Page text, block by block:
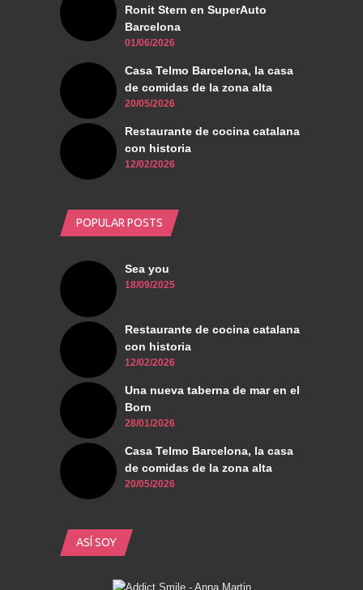
Ronit Stern en SuperAuto
Barcelona
01/06/2026
Casa Telmo Barcelona, la casa
de comidas de la zona alta
20/05/2026
Restaurante de cocina catalana
con historia
12/02/2026
POPULAR POSTS
Sea you
18/09/2025
Restaurante de cocina catalana
con historia
12/02/2026
Una nueva taberna de mar en el
Born
28/01/2026
Casa Telmo Barcelona, la casa
de comidas de la zona alta
20/05/2026
ASÍ SOY